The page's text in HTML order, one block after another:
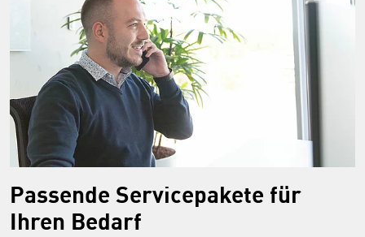
Passende Servicepakete für
Ihren Bedarf